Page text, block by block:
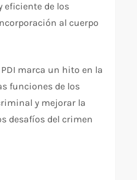
eficiente de los
al cuerpo
marca un hito en la
funciones de los
y mejorar la
desafíos del crimen